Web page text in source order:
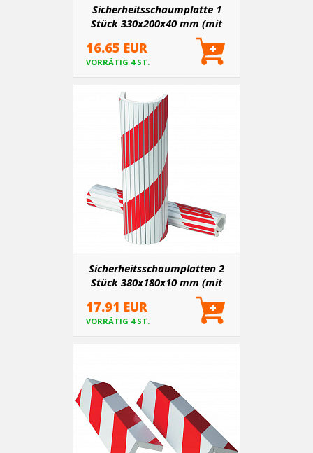
Sicherheitsschaumplatte 1
Stück 330x200x40 mm (mit
16.65 EUR
VORRÄTIG 4 ST.
Sicherheitsschaumplatten 2
Stück 380x180x10 mm (mit
17.91 EUR
VORRÄTIG 4 ST.